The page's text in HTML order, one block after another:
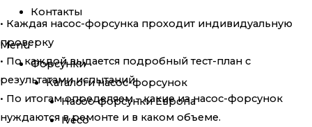
Контакты
Menu
Форсунки
Каталоги насос-форсунок
Насос-форсунки Европа
Iveco
• Каждая насос-форсунка проходит индивидуальную
проверку
• По каждой выдается подробный тест-план с
результатами испытаний
• По итогам определяем – какие из насос-форсунок
нуждаются в ремонте и в каком объеме.